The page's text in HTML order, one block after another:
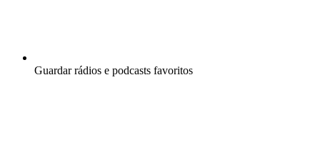
Guardar rádios e podcasts favoritos